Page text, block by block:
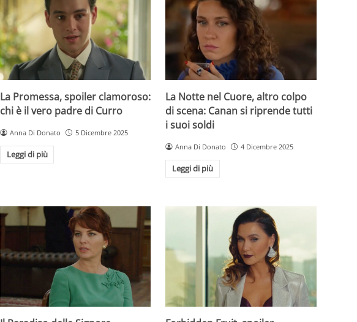
La Promessa, spoiler clamoroso:
chi è il vero padre di Curro
Anna Di Donato 5 Dicembre 2025
Leggi di più
La Notte nel Cuore, altro colpo
di scena: Canan si riprende tutti
i suoi soldi
Anna Di Donato 4 Dicembre 2025
Leggi di più